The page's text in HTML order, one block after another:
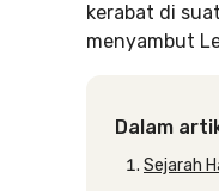
kerabat di
menyambut
Dalam
Sejarah